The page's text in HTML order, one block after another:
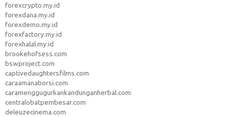
forexcrypto.my.id
forexdana.my.id
forexdemo.my.id
forexfactory.my.id
forexhalal.my.id
brookehofsess.com
bswproject.com
captivedaughtersfilms.com
caraamanaborsi.com
caramenggugurkankandunganherbal.com
centralobatpembesar.com
deleuzecinema.com